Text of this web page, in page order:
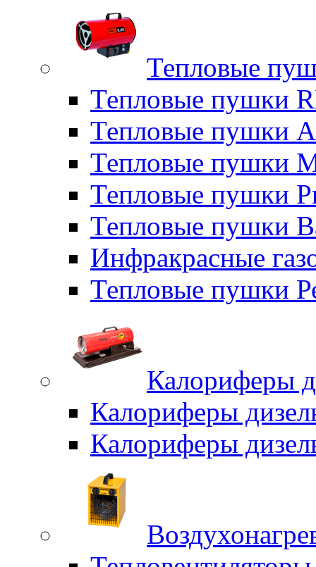
Тепловые
Тепловые пушки
Тепловые пушки
Тепловые пушки
Тепловые пушки
Тепловые пушки
Инфракрасные
Тепловые пушки
Калориферы
Калориферы
Калориферы